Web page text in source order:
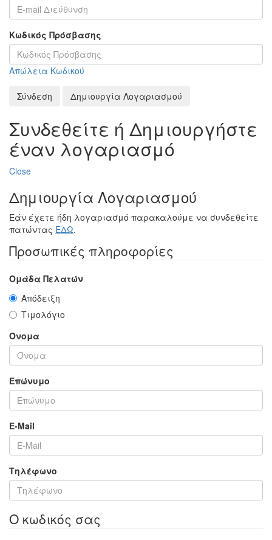
Κωδικός Πρόσβασης
Απώλεια Κωδικού
Σύνδεση Δημιουργία Λογαριασμού
Συνδεθείτε ή Δημιουργήστε
έναν λογαριασμό
Close
Δημιουργία Λογαριασμού
Εάν έχετε ήδη λογαριασμό παρακαλούμε να συνδεθείτε
πατώντας ΕΔΩ.
Προσωπικές πληροφορίες
Ομάδα Πελατών
Απόδειξη
Τιμολόγιο
Όνομα
Επώνυμο
E-Mail
Τηλέφωνο
Ο κωδικός σας